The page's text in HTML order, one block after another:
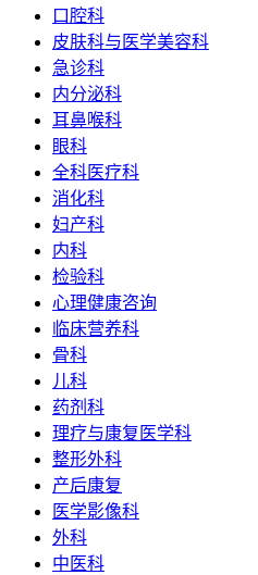
口腔科
皮肤科与医学美容科
急诊科
内分泌科
耳鼻喉科
眼科
全科医疗科
消化科
妇产科
内科
检验科
心理健康咨询
临床营养科
骨科
儿科
药剂科
理疗与康复医学科
整形外科
产后康复
医学影像科
外科
中医科